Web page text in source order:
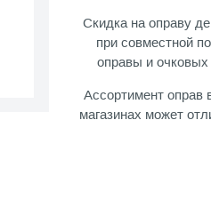
Скидка на оправу
при совместной
оправы и очковых
Ассортимент оправ
магазинах может